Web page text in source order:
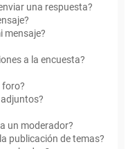
una respuesta?
mensaje?
a la encuesta?
foro?
un moderador?
publicación de temas?